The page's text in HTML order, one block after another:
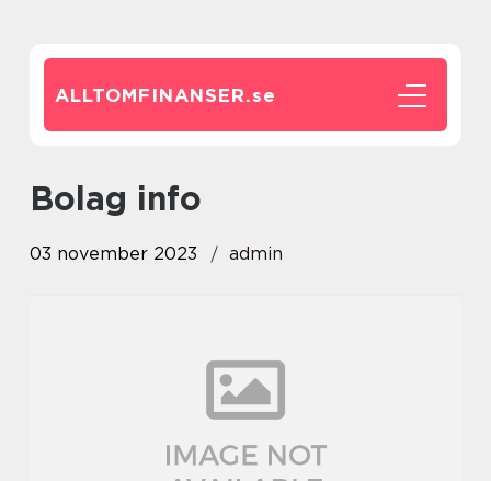
ALLTOMFINANSER.se
bolag info
03 november 2023 admin